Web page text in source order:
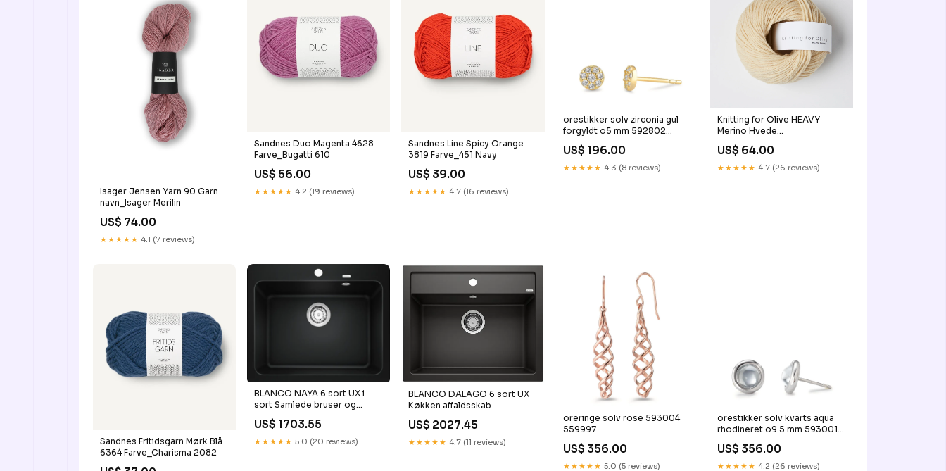
Isager Jensen Yarn 90 Garn
navn_Isager Merilin
US$ 74.00
★★★★★ 4.1 (7 reviews)
Sandnes Duo Magenta 4628
Farve_Bugatti 610
US$ 56.00
★★★★★ 4.2 (19 reviews)
Sandnes Line Spicy Orange
3819 Farve_451 Navy
US$ 39.00
★★★★★ 4.7 (16 reviews)
orestikker solv zirconia gul
forgyldt o5 mm 592802
537373
US$ 196.00
★★★★★ 4.3 (8 reviews)
Knitting for Olive HEAVY
Merino Hvede
Farve_Kirsebærblomst
US$ 64.00
★★★★★ 4.7 (26 reviews)
Sandnes Fritidsgarn Mørk Blå
6364 Farve_Charisma 2082
BLANCO NAYA 6 sort UX i
sort Samlede bruser og
armatur sæt
US$ 1703.55
★★★★★ 5.0 (20 reviews)
BLANCO DALAGO 6 sort UX
Køkken affaldsskab
US$ 2027.45
★★★★★ 4.7 (11 reviews)
oreringe solv rose 593004
559997
US$ 356.00
★★★★★ 5.0 (5 reviews)
orestikker solv kvarts aqua
rhodineret o9 5 mm 593001
US$ 356.00
★★★★★ 4.2 (26 reviews)